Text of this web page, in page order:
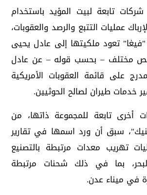
تابعة لبيت المؤيد باستخدام
عمليات التتبع والرصد والعقوبات،
تعود ملكيتها إلى عادل يحيى
مختلف – بحسب قوله – عن عادل
على قائمة العقوبات الأمريكية
خدمات طيران لصالح الحوثيين.
أخرى تابعة للمجموعة ذاتها، من
سبق أن ورد اسمها في تقارير
تهريب معدات مرتبطة بالتصنيع
بما في ذلك شحنات مرتبطة
في ميناء عدن.